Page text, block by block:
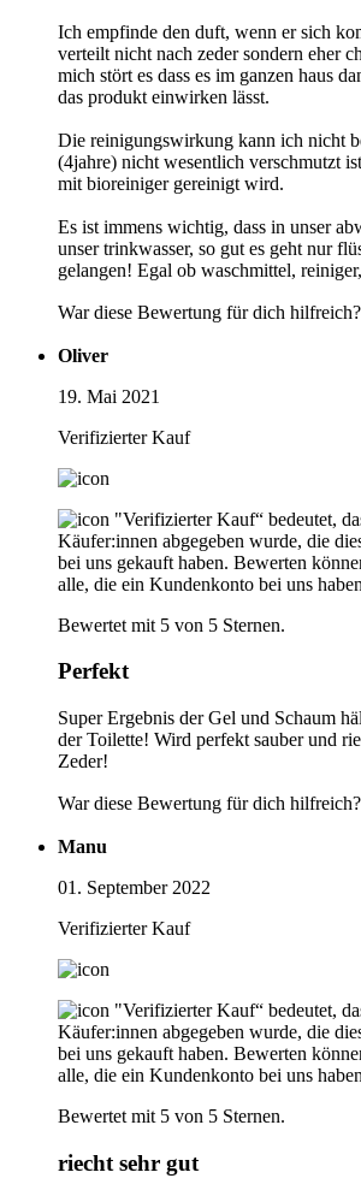
Ich empfinde den duft, wenn er sich
verteilt nicht nach zeder sondern eher
mich stört es dass es im ganzen haus
das produkt einwirken lässt.
Die reinigungswirkung kann ich nicht
(4jahre) nicht wesentlich verschmutzt
mit bioreiniger gereinigt wird.
Es ist immens wichtig, dass in unser
unser trinkwasser, so gut es geht nur
gelangen! Egal ob waschmittel,
War diese Bewertung für dich hilfreich?
Oliver
19. Mai 2021
Verifizierter Kauf
"Verifizierter Kauf“ bedeutet,
Käufer:innen abgegeben wurde, die
bei uns gekauft haben. Bewerten
alle, die ein Kundenkonto bei uns
Bewertet mit 5 von 5 Sternen.
Perfekt
Super Ergebnis der Gel und Schaum
der Toilette! Wird perfekt sauber und
Zeder!
War diese Bewertung für dich hilfreich?
Manu
01. September 2022
Verifizierter Kauf
"Verifizierter Kauf“ bedeutet,
Käufer:innen abgegeben wurde, die
bei uns gekauft haben. Bewerten
alle, die ein Kundenkonto bei uns
Bewertet mit 5 von 5 Sternen.
riecht sehr gut